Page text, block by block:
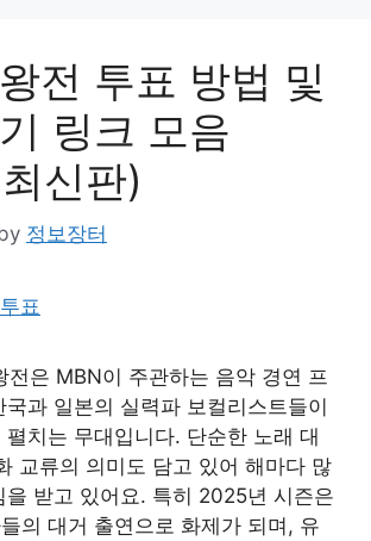
전 투표 방법 및
링크 모음
신판)
정보장터
전은 MBN이 주관하는 음악 경연 프
국과 일본의 실력파 보컬리스트들이
펼치는 무대입니다. 단순한 노래 대
교류의 의미도 담고 있어 해마다 많
을 받고 있어요. 특히 2025년 시즌은
의 대거 출연으로 화제가 되며, 유